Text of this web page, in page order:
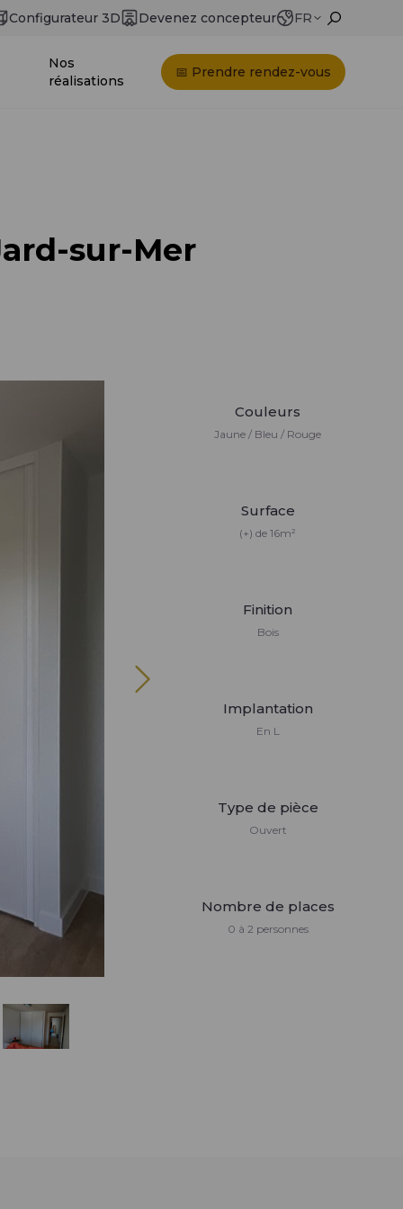
Configurateur 3D Devenez concepteur FR
Nos
réalisations
📅 Prendre rendez-vous
sur-Mer
Couleurs
Jaune / Bleu / Rouge
Surface
(+) de 16m²
Finition
Bois
Implantation
En L
Type de pièce
Ouvert
Nombre de places
0 à 2 personnes